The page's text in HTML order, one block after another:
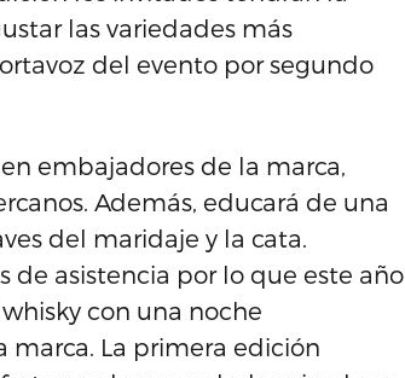
las variedades más
del evento por segundo
embajadores de la marca,
Además, educará de una
del maridaje y la cata.
de asistencia por lo que este año
con una noche
marca. La primera edición